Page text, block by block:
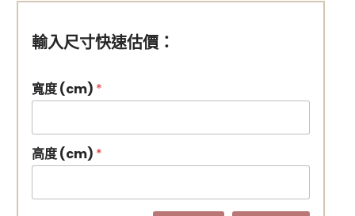
輸入尺寸快速估價：
寬度 (cm) *
高度 (cm) *